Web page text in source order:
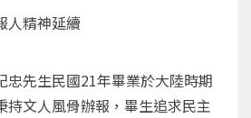
精神延續
忠先生民國21年畢業於大陸時期
持文人風骨辦報，畢生追求民主